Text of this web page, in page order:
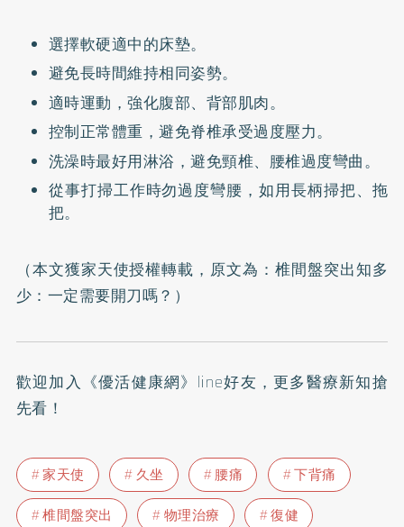
選擇軟硬適中的床墊。
避免長時間維持相同姿勢。
適時運動，強化腹部、背部肌肉。
控制正常體重，避免脊椎承受過度壓力。
洗澡時最好用淋浴，避免頸椎、腰椎過度彎曲。
從事打掃工作時勿過度彎腰，如用長柄掃把、拖
把。
（本文獲家天使授權轉載，原文為： 椎間盤突出知多
少：一定需要開刀嗎？ ）
歡迎加入 《優活健康網》line好友 ，更多醫療新知搶
先看！
家天使 久坐 腰痛
下背痛
椎間盤突出
物理治療 復健